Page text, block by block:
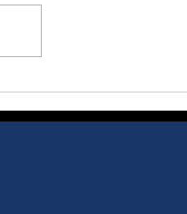
de la
realiza las